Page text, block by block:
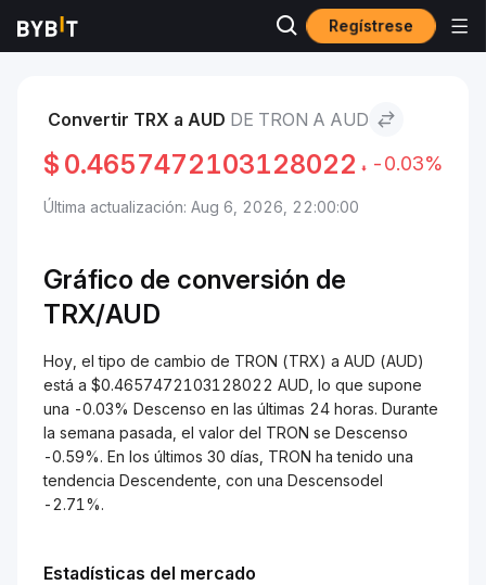
Regístrese
Mercados TRON to AUD
Convertir TRX a AUD DE TRON A AUD
$ 0.4657472103128022 -0.03%
Última actualización: Aug 6, 2026, 22:00:00
Gráfico de conversión de
TRX/AUD
Hoy, el tipo de cambio de TRON (TRX) a AUD (AUD)
está a $0.4657472103128022 AUD, lo que supone
una -0.03% Descenso en las últimas 24 horas. Durante
la semana pasada, el valor del TRON se Descenso
-0.59%. En los últimos 30 días, TRON ha tenido una
tendencia Descendente, con una Descensodel
-2.71%.
Estadísticas del mercado